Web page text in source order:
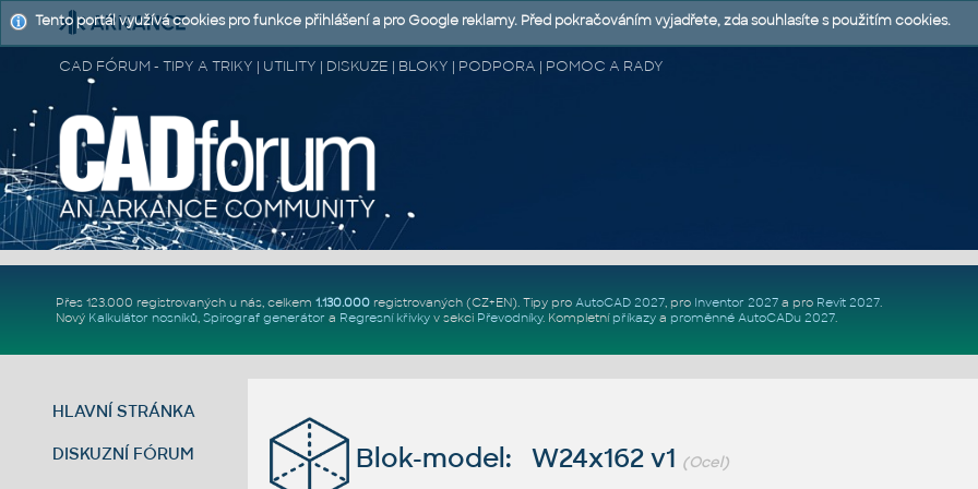
CAD FÓRUM - TIPY A TRIKY | UTILITY | DISKUZE | BLOKY | PODPORA | POMOC A RADY
Přes 123.000 registrovaných u nás, celkem 1.130.000registrovaných (CZ+EN). Tipy pro AutoCAD 2027, pro Inventor 2027a pro Revit 2027.
Nový Kalkulátor nosníků, Spirograf generátor a Regresní křivkyv sekci Převodníky. Kompletní příkazya proměnné AutoCADu 2027.
HLAVNÍ STRÁNKA
DISKUZNÍ FÓRUM Blok-model: W24x162 v1 (Ocel)
Tento portál využívá cookies pro funkce přihlášení a pro Google reklamy. Před pokračováním vyjadřete, zda souhlasíte s použitím cookies.